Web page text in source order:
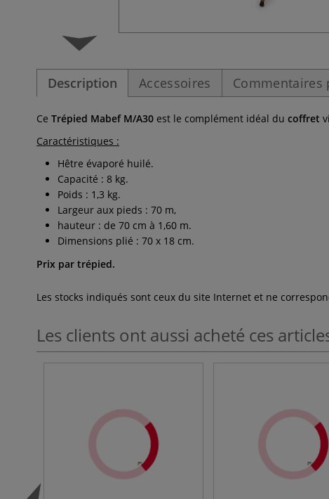
Description Accessoires Commentaires
Ce Trépied Mabef M/A30 est le complément idéal du coffret
Caractéristiques :
Hêtre évaporé huilé.
Capacité : 8 kg.
Poids : 1,3 kg.
Largeur aux pieds : 70 m,
hauteur : de 70 cm à 1,60 m.
Dimensions plié : 70 x 18 cm.
Prix par trépied.
Les stocks indiqués sont ceux du site Internet et ne
Les clients ont aussi acheté ces